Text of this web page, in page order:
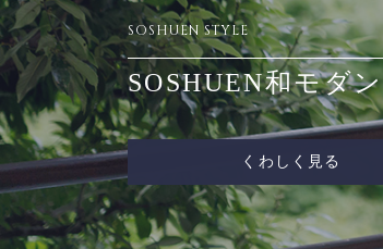
SOSHUEN STYLE
SOSHUEN和モダン
くわしく見る